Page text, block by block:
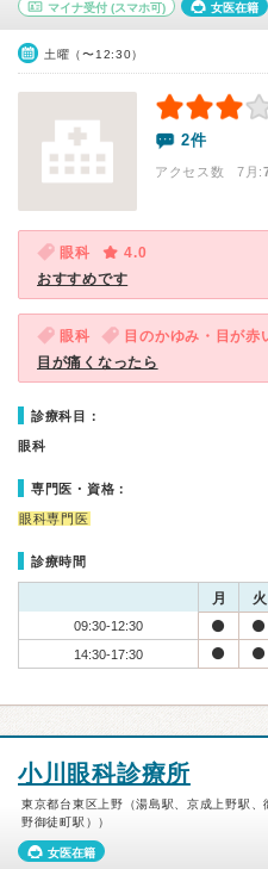
マイナ受付 (スマホ可) 女医在籍
土曜（〜12:30）
2件
アクセス数 7月:
眼科
4.0
おすすめです
眼科 目のかゆみ・目が赤
目が痛くなったら
診療科目：
眼科
専門医・資格：
眼科専門医
診療時間
月 火
09:30-12:30
14:30-17:30
小川眼科診療所
東京都台東区上野（湯島駅、京成上野駅
野御徒町駅））
女医在籍